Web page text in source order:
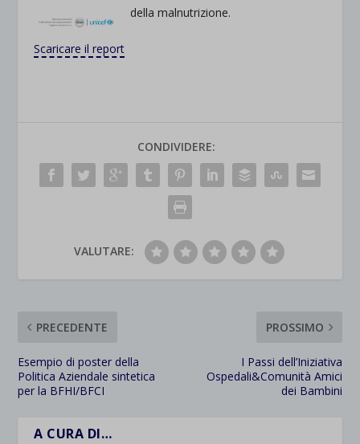
della malnutrizione.
Scaricare il report
CONDIVIDERE:
VALUTARE:
PRECEDENTE
Esempio di poster della
Politica Aziendale sintetica
per la BFHI/BFCI
PROSSIMO
I Passi dell’Iniziativa
Ospedali&Comunità Amici
dei Bambini
A CURA DI…